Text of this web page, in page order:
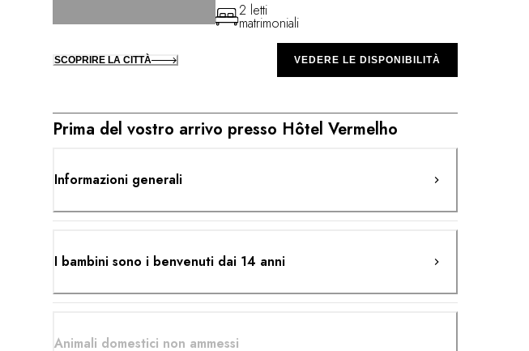
Prima del vostro arrivo presso Hôtel Vermelho
Informazioni generali
I bambini sono i benvenuti dai 14 anni
Animali domestici non ammessi
2 letti
matrimoniali
SCOPRIRE LA CITTÀ VEDERE LE DISPONIBILITÀ